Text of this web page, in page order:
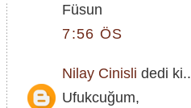
Füsun
7:56 ÖS
Nilay Cinisli dedi
Ufukcuğum,